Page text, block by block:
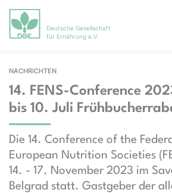
Deutsche Gesellschaft
für Ernährung e.V.
NACHRICHTEN
14. FENS-Conference
bis 10. Juli
Die 14. Conference of the
European Nutrition Societies
14. - 17. November 2023 im
Belgrad statt. Gastgeber der